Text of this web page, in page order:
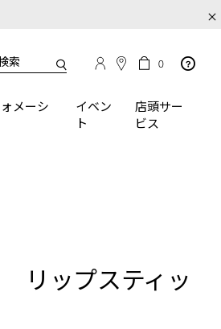
×
メーシ
イベン
ト
店頭サー
ビス
カ
の
商
品
0
リップスティッ